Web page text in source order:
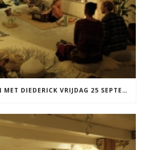
MANTRA ZINGEN MET DIEDERICK VRIJDAG 25 SEPTEMBER EN 20 NOVEMBER